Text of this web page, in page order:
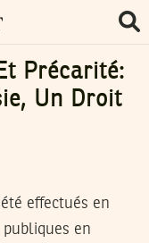
Précarité:
Un Droit
effectués en
en